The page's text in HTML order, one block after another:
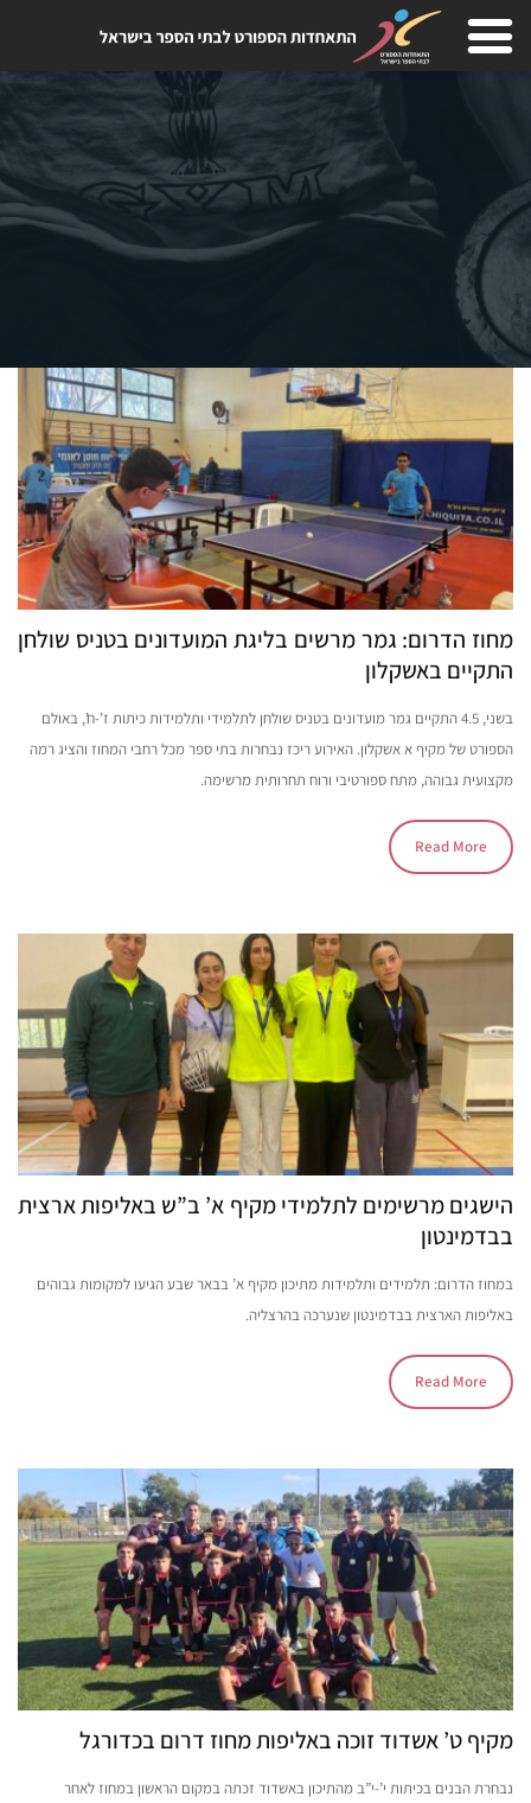
מחוז הדרום: גמר מרשים בליגת המועדונים בטניס שולחן
התקיים באשקלון
בשני, 4.5 התקיים גמר מועדונים בטניס שולחן לתלמידי ותלמידות כיתות ז’-ח’, באולם
הספורט של מקיף א אשקלון. האירוע ריכז נבחרות בתי ספר מכל רחבי המחוז והציג רמה
מקצועית גבוהה, מתח ספורטיבי ורוח תחרותית מרשימה.
Read More
הישגים מרשימים לתלמידי מקיף א’ ב”ש באליפות ארצית
בבדמינטון
במחוז הדרום: תלמידים ותלמידות מתיכון מקיף א’ בבאר שבע הגיעו למקומות גבוהים
באליפות הארצית בבדמינטון שנערכה בהרצליה.
Read More
מקיף ט’ אשדוד זוכה באליפות מחוז דרום בכדורגל
נבחרת הבנים בכיתות י’-י”ב מהתיכון באשדוד זכתה במקום הראשון במחוז לאחר